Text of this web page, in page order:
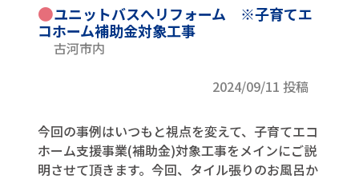
●ユニットバスへリフォーム ※子育てエ
コホーム補助金対象工事
古河市内
2024/09/11 投稿
今回の事例はいつもと視点を変えて、子育てエコ
ホーム支援事業(補助金)対象工事をメインにご説
明させて頂きます。今回、タイル張りのお風呂か